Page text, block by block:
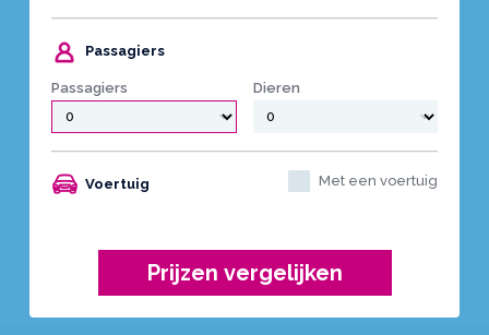
Passagiers
Passagiers Dieren
Voertuig Met een voertuig
Prijzen vergelijken